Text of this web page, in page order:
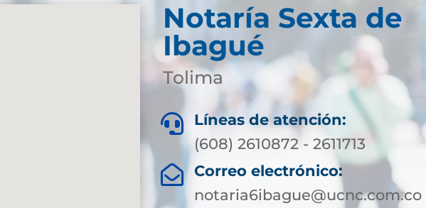
Notaría Sexta de
Ibagué
Tolima

Líneas de atención:
(608) 2610872 - 2611713

Correo electrónico:
notaria6ibague@ucnc.com.co